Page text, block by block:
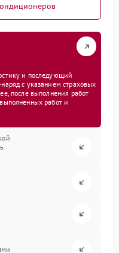
и последующий
с указанием страховых
после выполнения работ
работ и